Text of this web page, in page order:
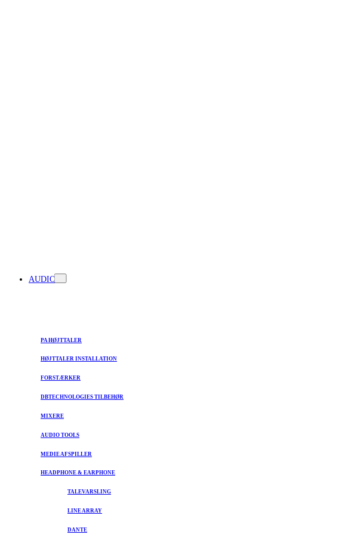
AUDIO
PA HØJTTALER
HØJTTALER INSTALLATION
FORSTÆRKER
DBTECHNOLOGIES TILBEHØR
MIXERE
AUDIO TOOLS
MEDIE AFSPILLER
HEADPHONE & EARPHONE
TALEVARSLING
LINE ARRAY
DANTE